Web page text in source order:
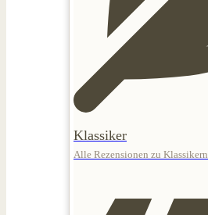
Klassiker
Alle Rezensionen zu